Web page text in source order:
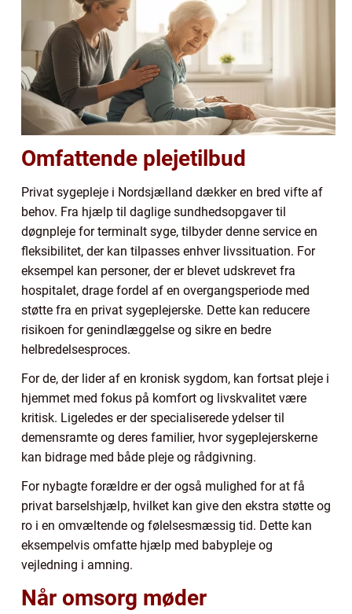
Omfattende plejetilbud
Privat sygepleje i Nordsjælland dækker en bred vifte af
behov. Fra hjælp til daglige sundhedsopgaver til
døgnpleje for terminalt syge, tilbyder denne service en
fleksibilitet, der kan tilpasses enhver livssituation. For
eksempel kan personer, der er blevet udskrevet fra
hospitalet, drage fordel af en overgangsperiode med
støtte fra en privat sygeplejerske. Dette kan reducere
risikoen for genindlæggelse og sikre en bedre
helbredelsesproces.
For de, der lider af en kronisk sygdom, kan fortsat pleje i
hjemmet med fokus på komfort og livskvalitet være
kritisk. Ligeledes er der specialiserede ydelser til
demensramte og deres familier, hvor sygeplejerskerne
kan bidrage med både pleje og rådgivning.
For nybagte forældre er der også mulighed for at få
privat barselshjælp, hvilket kan give den ekstra støtte og
ro i en omvæltende og følelsesmæssig tid. Dette kan
eksempelvis omfatte hjælp med babypleje og
vejledning i amning.
Når omsorg møder